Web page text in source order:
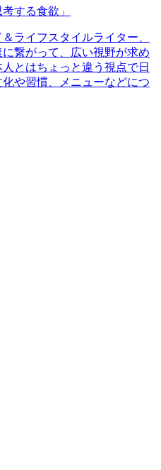
する食欲」
ライフスタイルライター、
繋がって、広い視野が求め
とはちょっと違う視点で日
や習慣、メニューなどにつ